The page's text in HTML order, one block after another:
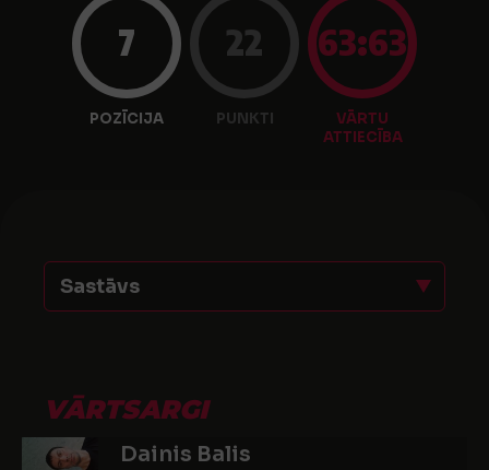
7
POZĪCIJA
22
PUNKTI
63:63
VĀRTU
ATTIECĪBA
Sastāvs
VĀRTSARGI
Dainis Balis